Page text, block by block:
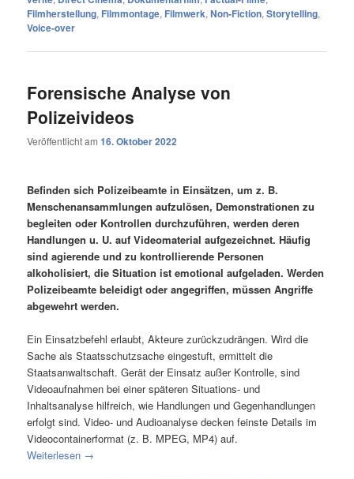
Filmherstellung, Filmmontage, Filmwerk,Non-Fiction,Storytelling,
Voice-over
Forensische Analyse von
Polizeivideos
Veröffentlicht am16. Oktober 2022
Befinden sich Polizeibeamte in Einsätzen, um z. B.
Menschenansammlungen aufzulösen, Demonstrationen zu
begleiten oder Kontrollen durchzuführen, werden deren
Handlungen u. U. auf Videomaterial aufgezeichnet. Häufig
sind agierende und zu kontrollierende Personen
alkoholisiert, die Situation ist emotional aufgeladen. Werden
Polizeibeamte beleidigt oder angegriffen, müssen Angriffe
abgewehrt werden.
Ein Einsatzbefehl erlaubt, Akteure zurückzudrängen. Wird die
Sache als Staatsschutzsache eingestuft, ermittelt die
Staatsanwaltschaft. Gerät der Einsatz außer Kontrolle, sind
Videoaufnahmen bei einer späteren Situations- und
Inhaltsanalyse hilfreich, wie Handlungen und Gegenhandlungen
erfolgt sind. Video- und Audioanalyse decken feinste Details im
Videocontainerformat (z. B. MPEG, MP4) auf.
Weiterlesen →